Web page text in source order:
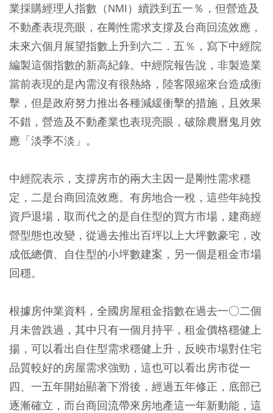
業採購經理人指數（NMI）續跌到五一％，但營造及
不動產表現亮眼，在剛性需求支撐及台商回流效應，
未來六個月展望指數上升到六二．五％，寫下中經院
編製這個指數的新高紀錄。中經院報告說，非製造業
當前表現的是內需沒有很熱絡，陸客限縮來台造成衝
擊，但是政府努力推出各種減緩衝擊的措施，且效果
不錯，營造及不動產業也表現亮眼，破除農曆鬼月效
應「淡季不淡」。
中經院表示，支撐房市的兩大主因一是剛性需求穩
定，二是台商回流效應。有房地合一稅，這些年純投
資戶退場，取而代之的是自住型的買方市場，建商經
營型態也改變，從過去推出百坪以上大坪數豪宅，改
成低總價、自住型的小坪數建案，另一個是租金市場
回穩。
根據房仲業資料，全國房屋租金指數在過去一○二個
月未曾跌過，其中只有一個月持平，租金價格穩健上
揚，可以看出自住型需求穩健上升，反映市場對住宅
品質較好的房屋需求強勁，這也可以看出房市從一
四、一五年開始顯著下滑後，經過五年修正，底部已
逐漸確立，而台商回流帶來房地產這一年新動能，這